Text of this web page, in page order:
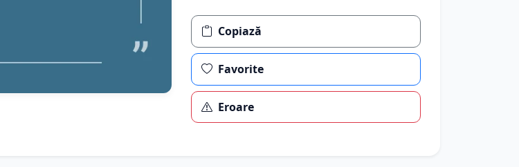
Copiază
Favorite
Eroare